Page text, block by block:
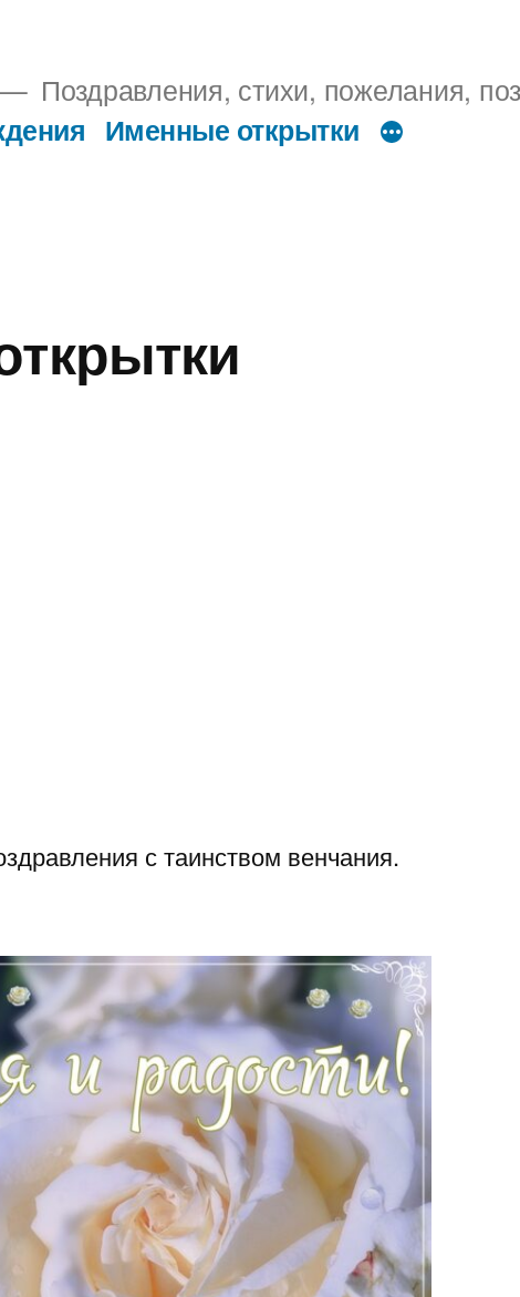
Поздравления, стихи, пожелания,
Именные открытки
с таинством венчания.